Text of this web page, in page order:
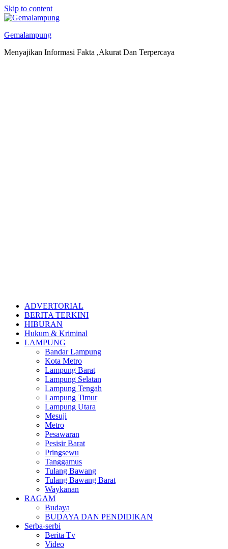
Skip to content
Gemalampung
Menyajikan Informasi Fakta ,Akurat Dan Terpercaya
ADVERTORIAL
BERITA TERKINI
HIBURAN
Hukum & Kriminal
LAMPUNG
Bandar Lampung
Kota Metro
Lampung Barat
Lampung Selatan
Lampung Tengah
Lampung Timur
Lampung Utara
Mesuji
Metro
Pesawaran
Pesisir Barat
Pringsewu
Tanggamus
Tulang Bawang
Tulang Bawang Barat
Waykanan
RAGAM
Budaya
BUDAYA DAN PENDIDIKAN
Serba-serbi
Berita Tv
Video